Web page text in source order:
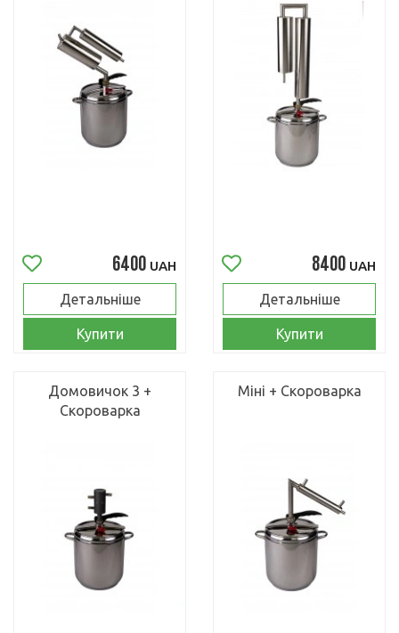
6400 UAH
Детальніше
Купити
8400 UAH
Детальніше
Купити
Домовичок 3 +
Скороварка
Міні + Скороварка